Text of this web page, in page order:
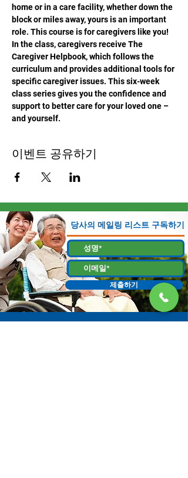
home or in a care facility, whether down the
block or miles away, yours is an important
role. This course is for caregivers like you!
In the class, caregivers receive The
Caregiver Helpbook, which follows the
curriculum and provides additional tools for
specific caregiver issues. This six-week
class series gives you the confidence and
support to better care for your loved one –
and yourself.
이벤트 공유하기
당사의 메일링 리스트 구독하기
제출하기